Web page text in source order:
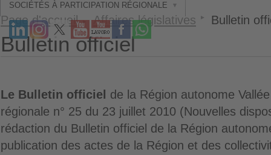
SOCIÉTÉS À PARTICIPATION RÉGIONALE
Page d'accueil Affaires législatives Bulletin
Bulletin officiel
Le Bulletin officiel
de la Région autonome
régionale n° 25 du 23 juillet 2010 (Nouvelles
rédaction du Bulletin officiel de la Région
publication des actes de la Région et des